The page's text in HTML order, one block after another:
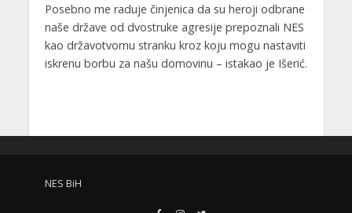
Posebno me raduje činjenica da su heroji odbrane
naše države od dvostruke agresije prepoznali NES
kao državotvornu stranku kroz koju mogu nastaviti
iskrenu borbu za našu domovinu – istakao je Išerić.
NES BiH